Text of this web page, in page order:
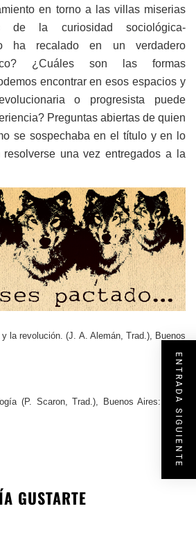
en torno a las villas miserias
de la curiosidad sociológica-
ha recalado en un verdadero
¿Cuáles son las formas
encontrar en esos espacios y
o progresista puede
Preguntas abiertas de quien
se sospechaba en el título y en lo
una vez entregados a la
la revolución. (J. A. Alemán, Trad.), Buenos
(P. Scaron, Trad.), Buenos Aires: Siglo
GUSTARTE
ENTRADA SIGUIENTE